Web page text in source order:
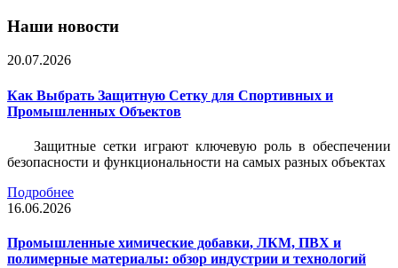
Наши новости
20.07.2026
Как Выбрать Защитную Сетку для Спортивных и
Промышленных Объектов
Защитные сетки играют ключевую роль в обеспечении
безопасности и функциональности на самых разных объектах
Подробнее
16.06.2026
Промышленные химические добавки, ЛКМ, ПВХ и
полимерные материалы: обзор индустрии и технологий